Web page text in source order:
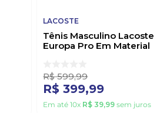
LACOSTE
Tênis Masculino Lacoste
Europa Pro Em Material
R$ 599,99
R$ 399,99
Em até10x R$ 39,99 sem juros